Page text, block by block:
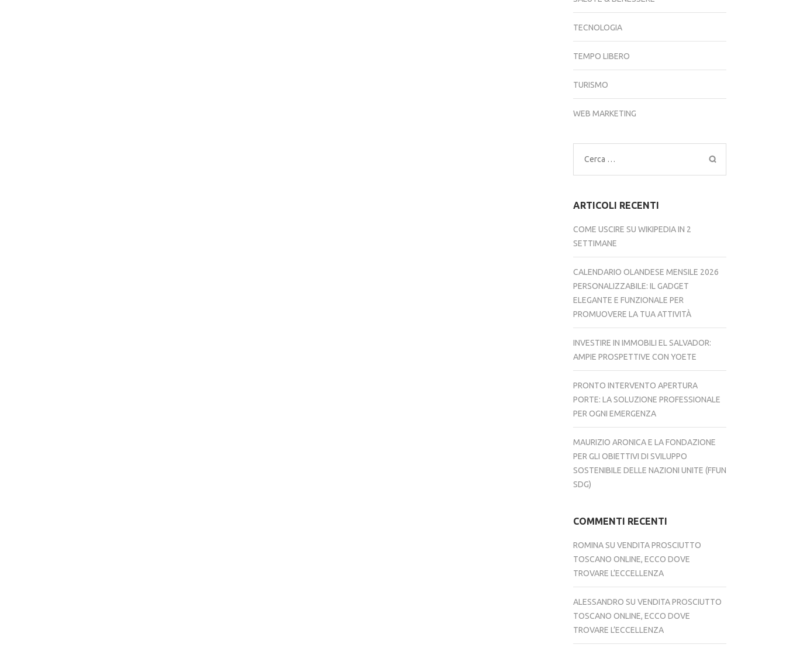
TECNOLOGIA
TEMPO LIBERO
TURISMO
WEB MARKETING
Ricerca
per:
ARTICOLI RECENTI
COME USCIRE SU WIKIPEDIA IN 2
SETTIMANE
CALENDARIO OLANDESE MENSILE 2026
PERSONALIZZABILE: IL GADGET
ELEGANTE E FUNZIONALE PER
PROMUOVERE LA TUA ATTIVITÀ
INVESTIRE IN IMMOBILI EL SALVADOR:
AMPIE PROSPETTIVE CON YOETE
PRONTO INTERVENTO APERTURA
PORTE: LA SOLUZIONE PROFESSIONALE
PER OGNI EMERGENZA
MAURIZIO ARONICA E LA FONDAZIONE
PER GLI OBIETTIVI DI SVILUPPO
SOSTENIBILE DELLE NAZIONI UNITE (FFUN
SDG)
COMMENTI RECENTI
ROMINASU VENDITA PROSCIUTTO
TOSCANO ONLINE, ECCO DOVE
TROVARE L’ECCELLENZA
ALESSANDRO SU VENDITA PROSCIUTTO
TOSCANO ONLINE, ECCO DOVE
TROVARE L’ECCELLENZA